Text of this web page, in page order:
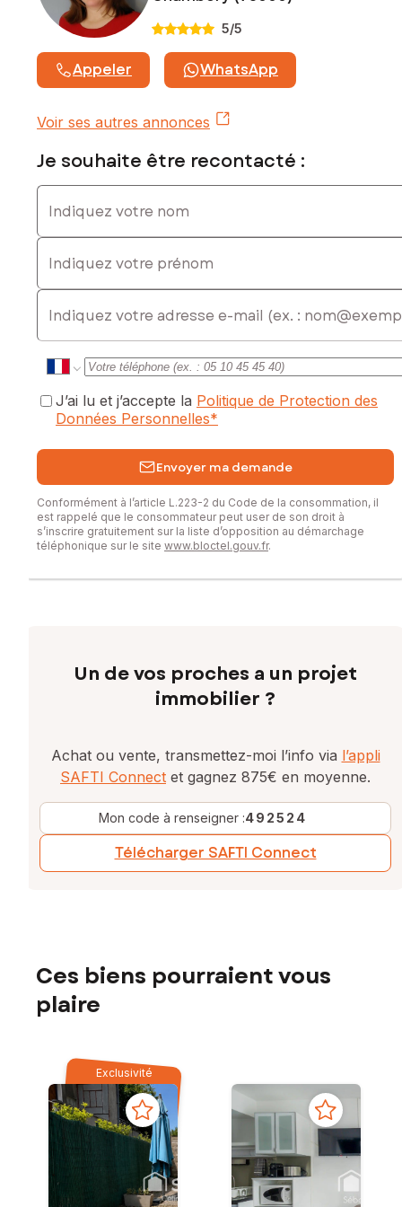
Contactez votre conseiller SAFTI : Muriel TERRIÉ, Tél. :
commercial immatriculé au RSAC de Chambéry sous le
numéro 514 112 424
5/5
Appeler WhatsApp
Voir ses autres annonces
Je souhaite être recontacté :
Indiquez votre nom
Indiquez votre prénom
E-mail
J’ai lu et j’accepte la Politique de Protection des
Données Personnelles*
Envoyer ma demande
Conformément à l’article L.223-2 du Code de la consommation, il
est rappelé que le consommateur peut user de son droit à
s’inscrire gratuitement sur la liste d’opposition au démarchage
téléphonique sur le site www.bloctel.gouv.fr.
Un de vos proches a un projet
immobilier ?
Achat ou vente, transmettez-moi l’info via l’appli
SAFTI Connect et gagnez 875€ en moyenne.
Mon code à renseigner :492524
Télécharger SAFTI Connect
Ces biens pourraient vous
plaire
Exclusivité